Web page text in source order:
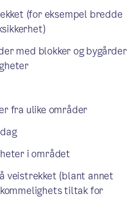
(for eksempel bredde
med blokker og bygårder
fra ulike områder
i området
veistrekket (blant annet
tiltak for